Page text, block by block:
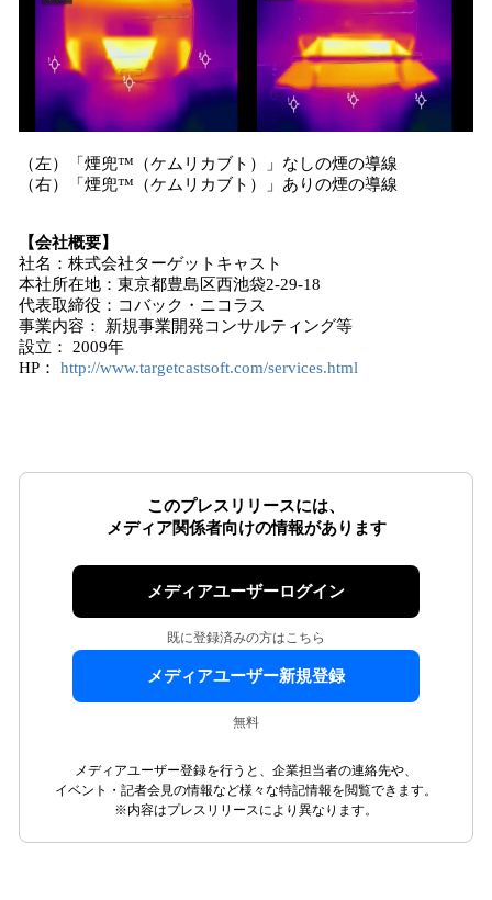
（左）「煙兜™（ケムリカブト）」なしの煙の導線
（右）「煙兜™（ケムリカブト）」ありの煙の導線
【会社概要】
社名：株式会社ターゲットキャスト
本社所在地：東京都豊島区西池袋2-29-18
代表取締役：コバック・ニコラス
事業内容： 新規事業開発コンサルティング等
設立： 2009年
HP： http://www.targetcastsoft.com/services.html
このプレスリリースには、
メディア関係者向けの情報があります
メディアユーザーログイン
既に登録済みの方はこちら
メディアユーザー新規登録
無料
メディアユーザー登録を行うと、企業担当者の連絡先や、
イベント・記者会見の情報など様々な特記情報を閲覧できます。
※内容はプレスリリースにより異なります。